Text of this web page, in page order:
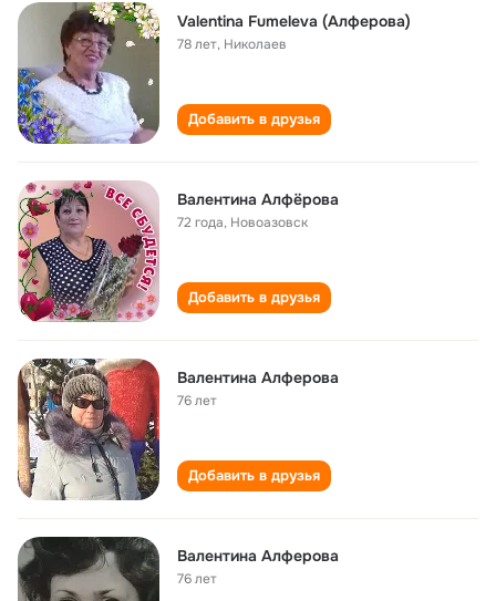
Valentina Fumeleva (Алферова)
78 лет, Николаев
Добавить в друзья
Валентина Алфёрова
72 года, Новоазовск
Добавить в друзья
Валентина Алферова
76 лет
Добавить в друзья
Валентина Алферова
76 лет